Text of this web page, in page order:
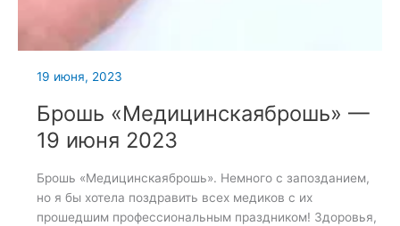
19 июня, 2023
Брошь «Медицинскаяброшь» —
19 июня 2023
Брошь «Медицинскаяброшь». Немного с запозданием,
но я бы хотела поздравить всех медиков с их
прошедшим профессиональным праздником! Здоровья,